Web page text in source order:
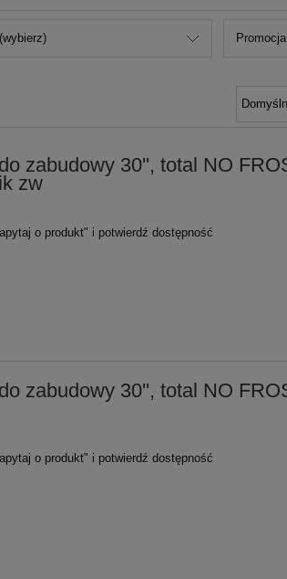
zabudowy 30'', total NO
zw
o produkt" i potwierdź dostępność
zabudowy 30'', total NO
o produkt" i potwierdź dostępność